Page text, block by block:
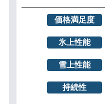
価格満足度
氷上性能
雪上性能
持続性